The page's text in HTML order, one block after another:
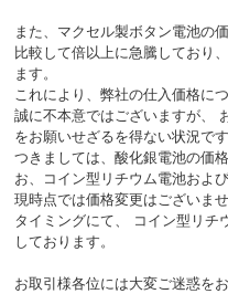
また、マクセル製ボタン電池の
比較して倍以上に急騰しており
ます。
これにより、弊社の仕入価格に
誠に不本意ではございますが、
をお願いせざるを得ない状況です
つきましては、酸化銀電池の価
お、コイン型リチウム電池およ
現時点では価格変更はございま
タイミングにて、 コイン型リチ
しております。
お取引様各位には大変ご迷惑を